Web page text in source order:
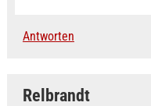
Antworten
Relbrandt